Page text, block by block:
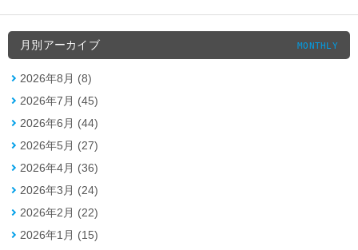
月別アーカイブ MONTHLY
2026年8月 (8)
2026年7月 (45)
2026年6月 (44)
2026年5月 (27)
2026年4月 (36)
2026年3月 (24)
2026年2月 (22)
2026年1月 (15)